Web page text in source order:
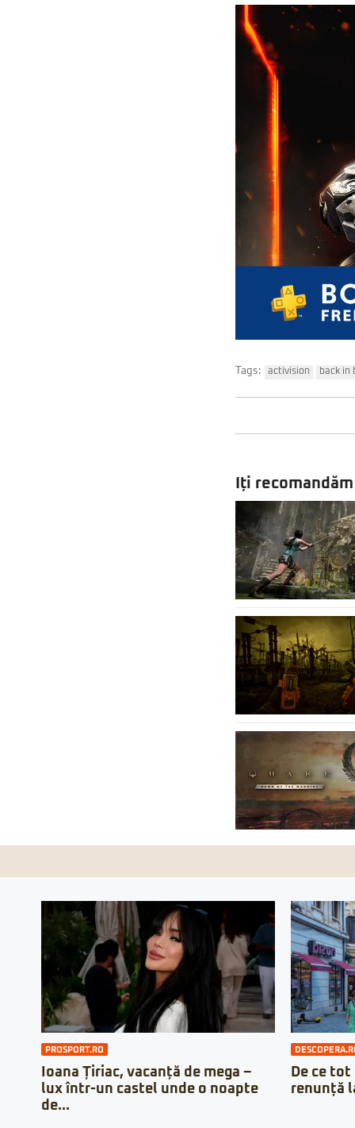
Tags: activision back in
Iți recomandăm
PROSPORT.RO
Ioana Țiriac, vacanță de mega –
lux într-un castel unde o noapte
de...
De ce
renunță